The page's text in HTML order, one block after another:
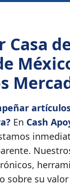
Casa
En Cash
sobre su